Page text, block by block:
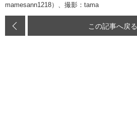
mamesann1218）、撮影：tama
この記事へ戻る